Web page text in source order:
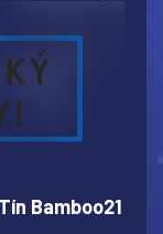
Bamboo21